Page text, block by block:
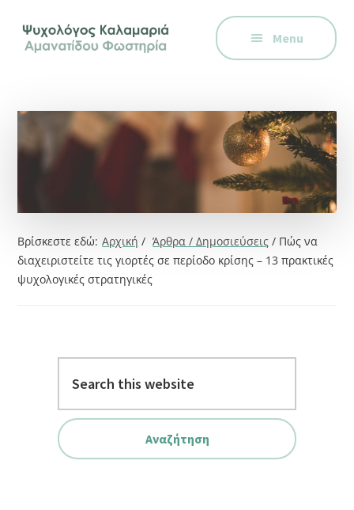
primary
footer
menu
Ψυχολόγος
στην
ειδικός
Θεραπεία.
μέσω
Skype,
Menu
Βρίσκεστε εδώ: Αρχική / Άρθρα / Δημοσιεύσεις / Πώς να
διαχειριστείτε τις γιορτές σε περίοδο κρίσης – 13 πρακτικές
ψυχολογικές στρατηγικές
website